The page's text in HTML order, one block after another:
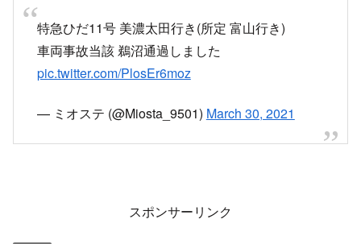
(@bakumorigohan)March 30, 2021
特急が車にぶつかったとかでこちらも止また
どーしろと
— 夢見 (@yumemi217)March 30, 2021
高山本線で踏切事故の後から県警ヘリがずっとホ